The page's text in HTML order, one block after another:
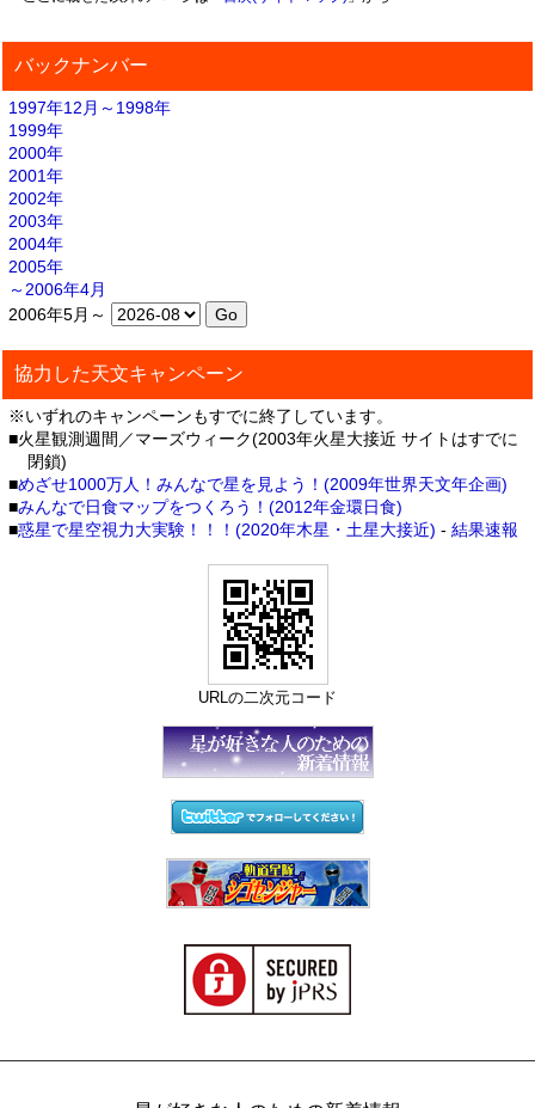
バックナンバー
1997年12月～1998年
1999年
2000年
2001年
2002年
2003年
2004年
2005年
～2006年4月
2006年5月～
協力した天文キャンペーン
※いずれのキャンペーンもすでに終了しています。
■火星観測週間／マーズウィーク(2003年火星大接近 サイトはすでに
閉鎖)
■めざせ1000万人！みんなで星を見よう！(2009年世界天文年企画)
■みんなで日食マップをつくろう！(2012年金環日食)
■惑星で星空視力大実験！！！(2020年木星・土星大接近) - 結果速報
URLの二次元コード